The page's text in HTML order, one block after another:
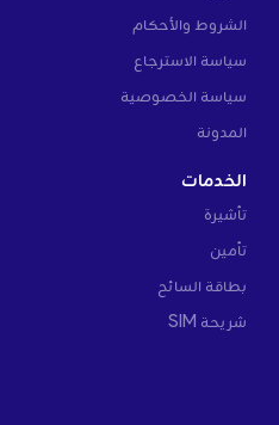
الشروط والأحكام
سياسة الاسترجاع
سياسة الخصوصية
المدونة
الخدمات
تأشيرة
تأمين
بطاقة السائح
شريحة SIM